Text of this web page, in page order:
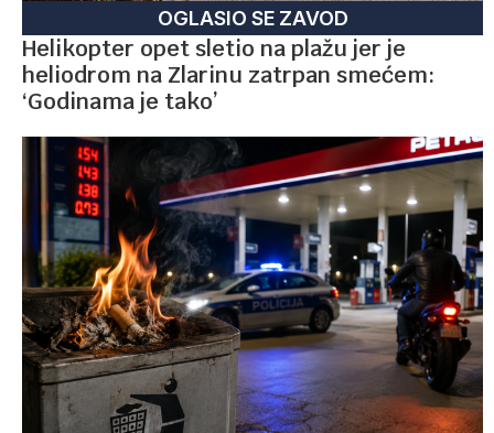
OGLASIO SE ZAVOD
Helikopter opet sletio na plažu jer je
heliodrom na Zlarinu zatrpan smećem:
‘Godinama je tako’